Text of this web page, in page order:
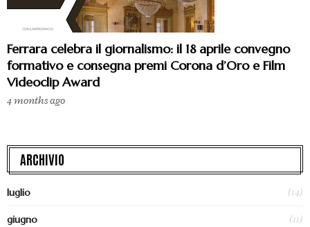
Ferrara celebra il giornalismo: il 18 aprile convegno
formativo e consegna premi Corona d’Oro e Film
Videoclip Award
4 months ago
ARCHIVIO
luglio (14)
giugno (11)